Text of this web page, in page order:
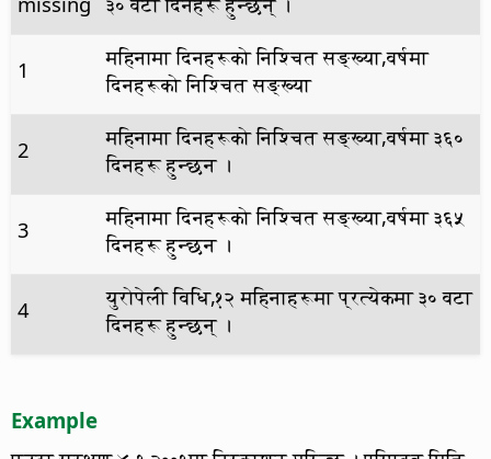
1
महिनामा दिनहरूको निश्चित सङ्ख्या,वर्षमा
दिनहरूको निश्चित सङ्ख्या
2
महिनामा दिनहरूको निश्चित सङ्ख्या,वर्षमा ३६०
दिनहरू हुन्छन ।
3
महिनामा दिनहरूको निश्चित सङ्ख्या,वर्षमा ३६५
दिनहरू हुन्छन ।
4
युरोपेली विधि,१२ महिनाहरूमा प्रत्येकमा ३० वटा
दिनहरू हुन्छन् ।
Example